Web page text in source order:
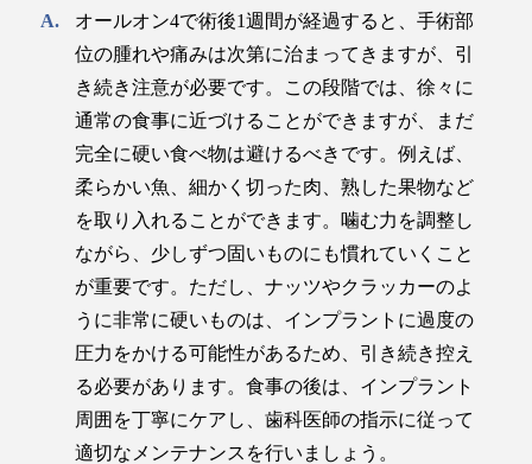
オールオン4で術後1週間が経過すると、手術部
位の腫れや痛みは次第に治まってきますが、引
き続き注意が必要です。この段階では、徐々に
通常の食事に近づけることができますが、まだ
完全に硬い食べ物は避けるべきです。例えば、
柔らかい魚、細かく切った肉、熟した果物など
を取り入れることができます。噛む力を調整し
ながら、少しずつ固いものにも慣れていくこと
が重要です。ただし、ナッツやクラッカーのよ
うに非常に硬いものは、インプラントに過度の
圧力をかける可能性があるため、引き続き控え
る必要があります。食事の後は、インプラント
周囲を丁寧にケアし、歯科医師の指示に従って
適切なメンテナンスを行いましょう。